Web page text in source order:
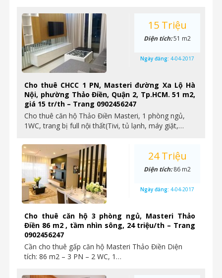
Cho thuê CHCC 1 PN, Masteri đường Xa Lộ Hà
Nội, phường Thảo Điền, Quận 2, Tp.HCM. 51 m2,
giá 15 tr/th – Trang 0902456247
Cho thuê căn hộ Thảo Điền Masteri, 1 phòng ngủ,
1WC, trang bị full nội thất(Tivi, tủ lạnh, máy giặt,…
15 Triệu
Diện tích:51 m2
Ngày đăng: 4-04-2017
Cho thuê căn hộ 3 phòng ngủ, Masteri Thảo
Điền 86 m2 , tầm nhìn sông, 24 triệu/th – Trang
0902456247
Cần cho thuê gấp căn hộ Masteri Thảo Điền Diện
tích: 86 m2 – 3 PN – 2 WC, 1…
24 Triệu
Diện tích:86 m2
Ngày đăng: 4-04-2017